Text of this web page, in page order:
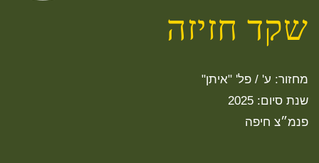
שקד חזיזה
מחזור: ע' / פל' "איתן"
שנת סיום: 2025
פנמ״צ חיפה